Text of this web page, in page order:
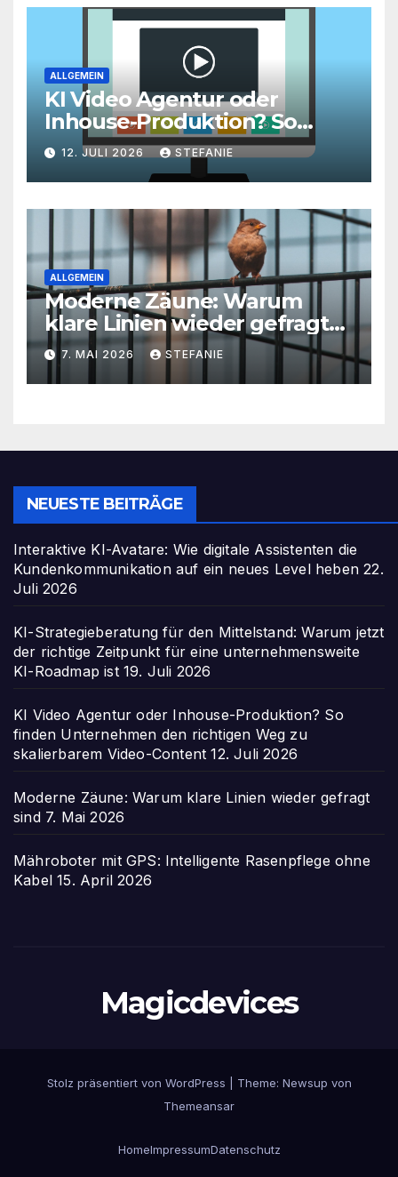
ALLGEMEIN
KI Video Agentur oder
Inhouse-Produktion? So
finden Unternehmen den
richtigen Weg zu
skalierbarem Video-Content
12. JULI 2026 STEFANIE
ALLGEMEIN
Moderne Zäune: Warum
klare Linien wieder gefragt
sind
7. MAI 2026 STEFANIE
NEUESTE BEITRÄGE
Interaktive KI-Avatare: Wie digitale Assistenten die
Kundenkommunikation auf ein neues Level heben 22.
Juli 2026
KI-Strategieberatung für den Mittelstand: Warum jetzt
der richtige Zeitpunkt für eine unternehmensweite
KI-Roadmap ist 19. Juli 2026
KI Video Agentur oder Inhouse-Produktion? So
finden Unternehmen den richtigen Weg zu
skalierbarem Video-Content 12. Juli 2026
Moderne Zäune: Warum klare Linien wieder gefragt
sind 7. Mai 2026
Mähroboter mit GPS: Intelligente Rasenpflege ohne
Kabel 15. April 2026
Magicdevices
Stolz präsentiert von WordPress
Theme: Newsup von
Themeansar
HomeImpressumDatenschutz